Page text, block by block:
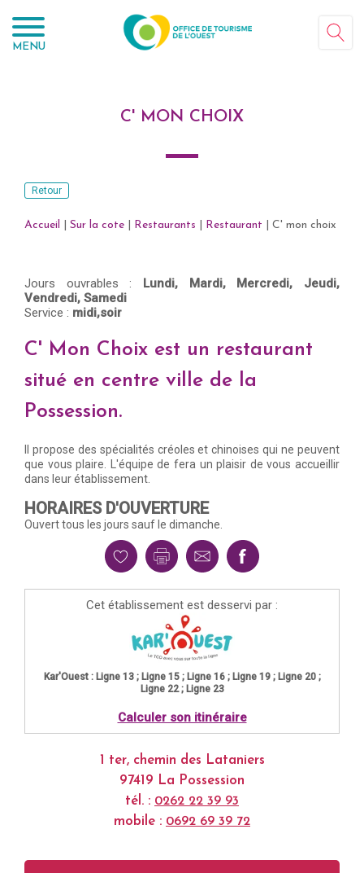
MENU
C' MON CHOIX
Retour
Accueil Sur la cote Restaurants Restaurant C' mon choix
Jours ouvrables : Lundi, Mardi, Mercredi, Jeudi,
Vendredi, Samedi
Service : midi,soir
C' Mon Choix est un restaurant
situé en centre ville de la
Possession.
Il propose des spécialités créoles et chinoises qui ne peuvent
que vous plaire. L'équipe de fera un plaisir de vous accueillir
dans leur établissement.
HORAIRES D'OUVERTURE
Ouvert tous les jours sauf le dimanche.
Cet établissement est desservi par :
Kar'Ouest : Ligne 13 ; Ligne 15 ; Ligne 16 ; Ligne 19 ; Ligne 20 ;
Ligne 22 ; Ligne 23
Calculer son itinéraire
1 ter, chemin des Lataniers
97419 La Possession
tél. : 0262 22 39 93
mobile : 0692 69 39 72